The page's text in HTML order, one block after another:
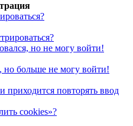
но не могу войти!
но больше не могу войти!
повторять ввод
cookies»?